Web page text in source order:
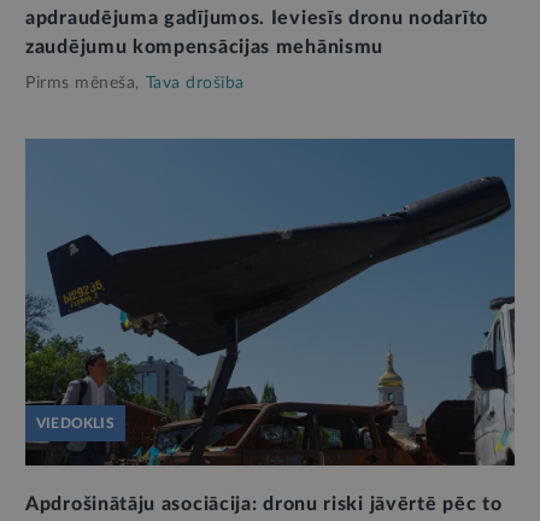
apdraudējuma gadījumos. Ieviesīs dronu nodarīto
zaudējumu kompensācijas mehānismu
Pirms mēneša, Tava drošība
VIEDOKLIS
Apdrošinātāju asociācija: dronu riski jāvērtē pēc to